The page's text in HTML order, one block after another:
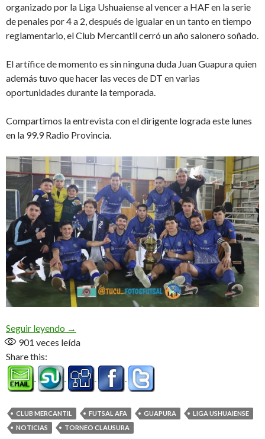
organizado por la Liga Ushuaiense al vencer a HAF en la serie
de penales por 4 a 2, después de igualar en un tanto en tiempo
reglamentario, el Club Mercantil cerró un año salonero soñado.
El artífice de momento es sin ninguna duda Juan Guapura quien
además tuvo que hacer las veces de DT en varias
oportunidades durante la temporada.
Compartimos la entrevista con el dirigente lograda este lunes
en la 99.9 Radio Provincia.
Seguir leyendo «Fue un año increíble, inolvidable para el club,
→
901 veces leída
Share this:
CLUB MERCANTIL FUTSAL AFA GUAPURA
LIGA USHUAIENSE
NOTICIAS
TORNEO CLAUSURA